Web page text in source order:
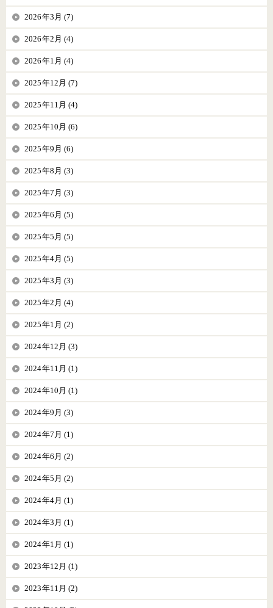
2026年3月 (7)
2026年2月 (4)
2026年1月 (4)
2025年12月 (7)
2025年11月 (4)
2025年10月 (6)
2025年9月 (6)
2025年8月 (3)
2025年7月 (3)
2025年6月 (5)
2025年5月 (5)
2025年4月 (5)
2025年3月 (3)
2025年2月 (4)
2025年1月 (2)
2024年12月 (3)
2024年11月 (1)
2024年10月 (1)
2024年9月 (3)
2024年7月 (1)
2024年6月 (2)
2024年5月 (2)
2024年4月 (1)
2024年3月 (1)
2024年1月 (1)
2023年12月 (1)
2023年11月 (2)